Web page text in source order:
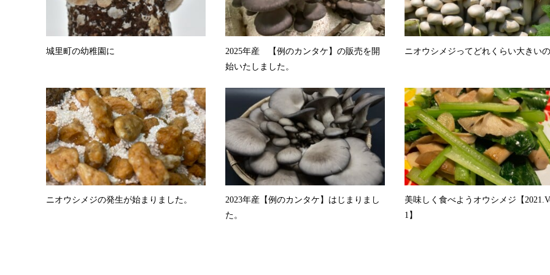
城里町の幼稚園に
2025年産 【例のカンタケ】の販売を開
始いたしました。
ニオウシメジってどれくらい大きい
ニオウシメジの発生が始まりました。
2023年産【例のカンタケ】はじまりまし
た。
美味しく食べようオウシメジ【
1】